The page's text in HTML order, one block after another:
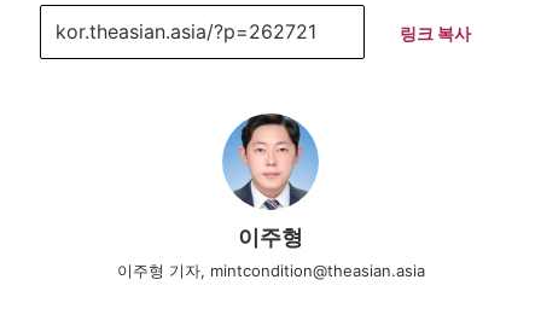
링크 복사
이주형
이주형 기자, mintcondition@theasian.asia